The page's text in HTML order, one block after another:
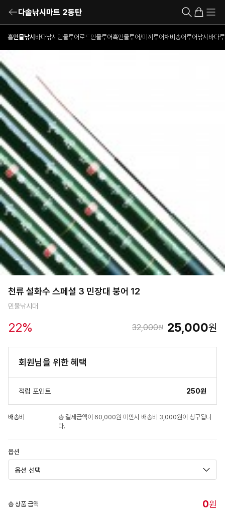
다솔낚시마트 2동탄
홈민물낚시 바다낚시 민물루어로드민물루어훅민물루어/미끼 루어채비 송어루어낚시 바다
천류 설화수 스페셜 3 민장대 붕어 12
민물낚시대
22% 32,000원 25,000원
회원님을 위한 혜택
적립 포인트 250원
배송비
총 결제금액이 60,000원 미만시 배송비 3,000원이 청구됩니
다.
옵션
총 상품 금액 0원